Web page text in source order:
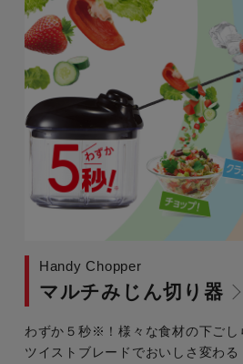
マルチみじん切り器
Handy Chopper
わずか５秒※ ！様々な食材の下ご
ツイストブレードでおいしさ変わる